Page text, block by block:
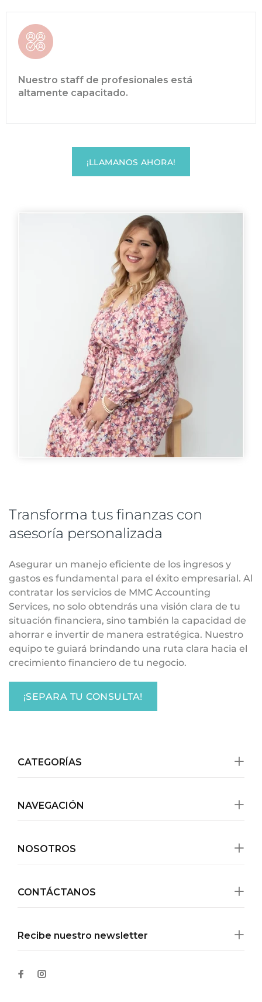
Nuestro staff de profesionales está
altamente capacitado.
¡LLAMANOS AHORA!
Transforma tus finanzas con
asesoría personalizada
Asegurar un manejo eficiente de los ingresos y
gastos es fundamental para el éxito empresarial. Al
contratar los servicios de MMC Accounting
Services, no solo obtendrás una visión clara de tu
situación financiera, sino también la capacidad de
ahorrar e invertir de manera estratégica. Nuestro
equipo te guiará brindando una ruta clara hacia el
crecimiento financiero de tu negocio.
¡SEPARA TU CONSULTA!
Recibe nuestro newsletter
CATEGORÍAS
NAVEGACIÓN
NOSOTROS
CONTÁCTANOS